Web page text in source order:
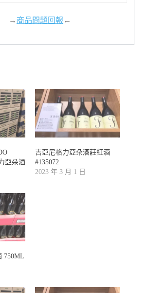
→商品問題回報←
亞朵酒
吉亞尼格力亞朵酒莊紅酒
#135072
2023 年 3 月 1 日
750ML